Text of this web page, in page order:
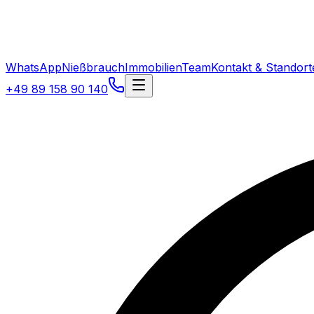
WhatsAppNießbrauchImmobilienTeamKontakt &
+49 89 158 90 140